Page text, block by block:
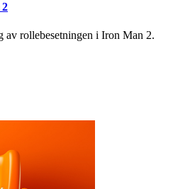
av rollebesetningen i Iron Man 2.